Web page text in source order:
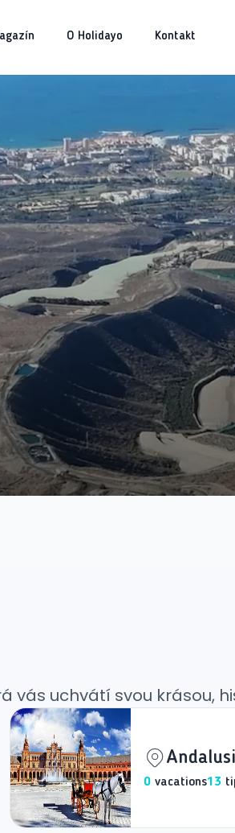
O Holidayo Kontakt
uchvátí svou krásou,
0 vacations13